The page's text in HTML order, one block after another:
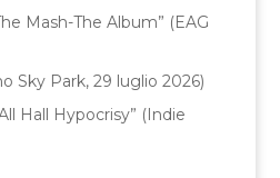
Mash-The Album” (EAG
Sky Park, 29 luglio 2026)
Hall Hypocrisy” (Indie